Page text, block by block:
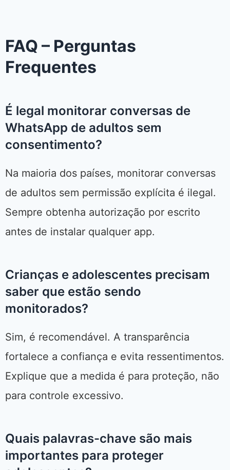
FAQ – Perguntas
Frequentes
É legal monitorar conversas de
WhatsApp de adultos sem
consentimento?
Na maioria dos países, monitorar conversas
de adultos sem permissão explícita é ilegal.
Sempre obtenha autorização por escrito
antes de instalar qualquer app.
Crianças e adolescentes precisam
saber que estão sendo
monitorados?
Sim, é recomendável. A transparência
fortalece a confiança e evita ressentimentos.
Explique que a medida é para proteção, não
para controle excessivo.
Quais palavras-chave são mais
importantes para proteger